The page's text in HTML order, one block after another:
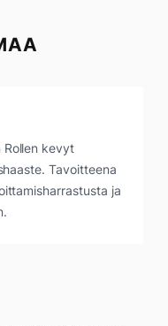
Rollen kevyt
Tavoitteena
ja